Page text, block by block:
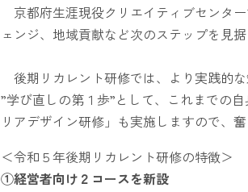
京都府生涯現役クリエイティブセンタ
ェンジ、地域貢献など次のステップを見
後期リカレント研修では、より実践的
”学び直しの第１歩”として、これまでの
リアデザイン研修」も実施しますので、
＜令和５年後期リカレント研修の特徴＞
①経営者向け２コースを新設